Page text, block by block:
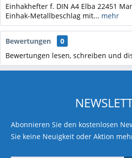
Einhakhefter f. DIN A4 Elba 22451
Einhak-Metallbeschlag mit... mehr
Bewertungen
0
Bewertungen lesen, schreiben und
Abonnieren Sie den kostenlosen
Sie keine Neuigkeit oder Aktion